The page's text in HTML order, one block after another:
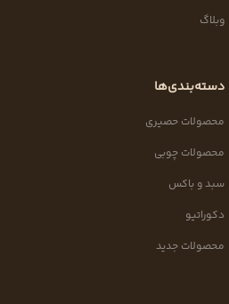
وبلاگ
دسته‌بندی‌ها
محصولات حصیری
محصولات چوبی
سبد و باکس
دکوراتیو
محصولات جدید